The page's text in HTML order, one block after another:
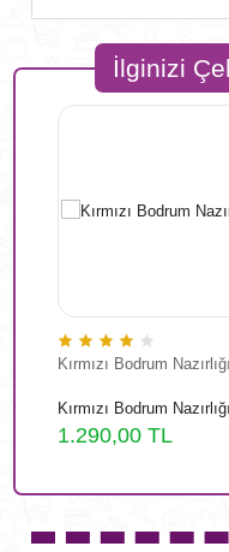
İlginizi
Kırmızı Bodrum Nazırlığı
Kırmızı Bodrum Nazırlığı
1.290,00 TL